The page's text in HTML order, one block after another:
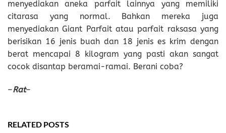
menyediakan aneka parfait lainnya yang memiliki
citarasa yang normal. Bahkan mereka juga
menyediakan Giant Parfait atau parfait raksasa yang
berisikan 16 jenis buah dan 18 jenis es krim dengan
berat mencapai 8 kilogram yang pasti akan sangat
cocok disantap beramai-ramai. Berani coba?
–Rat–
RELATED POSTS